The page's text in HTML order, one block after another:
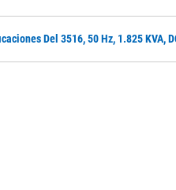
Del 3516, 50 Hz, 1.825 KVA,